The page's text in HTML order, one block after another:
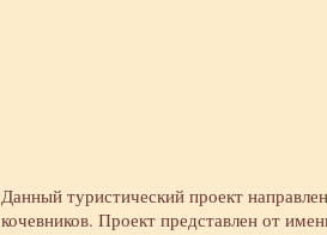
Данный туристический проект
кочевников. Проект представлен от